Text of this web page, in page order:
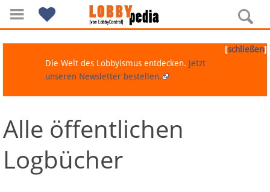
Navigation
Über Lobbypedia
[schließen]
Die Welt des Lobbyismus entdecken. Jetzt
unseren Newsletter bestellen.
Alle öffentlichen
Logbücher